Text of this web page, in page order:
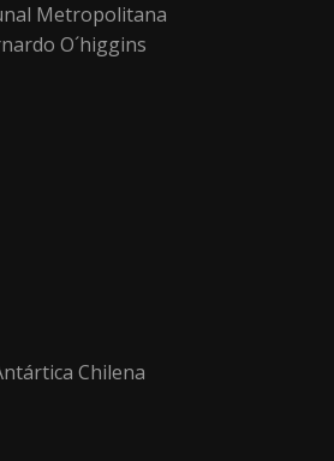
Metropolitana
O´higgins
Chilena